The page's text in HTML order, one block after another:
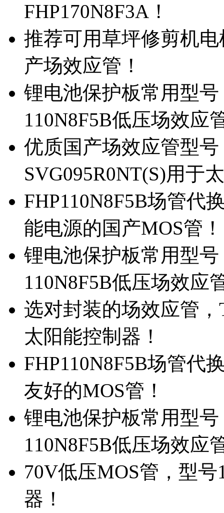
FHP170N8F3A！
推荐可用草坪修剪机电
产场效应管！
锂电池保护板常用型号
110N8F5B低压场效应
优质国产场效应管型
SVG095R0NT(S)用于
FHP110N8F5B场管代
能电源的国产MOS管！
锂电池保护板常用型
110N8F5B低压场效应
选对封装的场效应管
太阳能控制器！
FHP110N8F5B场管代
友好的MOS管！
锂电池保护板常用型
110N8F5B低压场效应
70V低压MOS管，型
器！